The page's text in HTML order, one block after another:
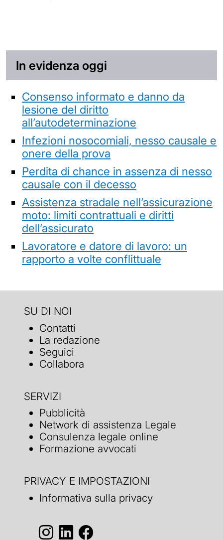
In evidenza oggi
Consenso informato e danno da
lesione del diritto
all’autodeterminazione
Infezioni nosocomiali, nesso causale e
onere della prova
Perdita di chance in assenza di nesso
causale con il decesso
Assistenza stradale nell’assicurazione
moto: limiti contrattuali e diritti
dell’assicurato
Lavoratore e datore di lavoro: un
rapporto a volte conflittuale
SU DI NOI
Contatti
La redazione
Seguici
Collabora
SERVIZI
Pubblicità
Network di assistenza Legale
Consulenza legale online
Formazione avvocati
PRIVACY E IMPOSTAZIONI
Informativa sulla privacy